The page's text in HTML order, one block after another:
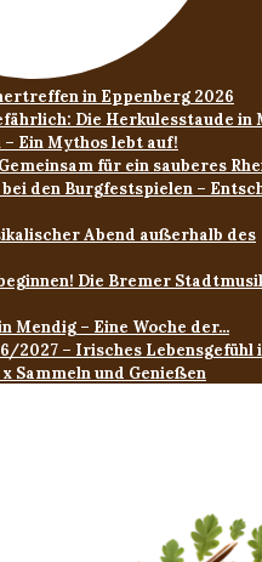
in Eppenberg 2026
Die Herkulesstaude in
Ein Mythos lebt auf!
für ein sauberes
den Burgfestspielen –
Abend außerhalb des
Die Bremer
Mendig – Eine Woche der...
2027 – Irisches Lebensgefühl
Sammeln und Genießen